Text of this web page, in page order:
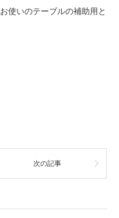
使いのテーブルの補助用と
次の記事